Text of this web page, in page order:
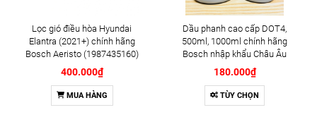
Lọc gió điều hòa Hyundai
Elantra (2021+) chính hãng
Bosch Aeristo (1987435160)
400.000₫
MUA HÀNG
Dầu phanh cao cấp DOT4,
500ml, 1000ml chính hãng
Bosch nhập khẩu Châu Âu
180.000₫
TÙY CHỌN